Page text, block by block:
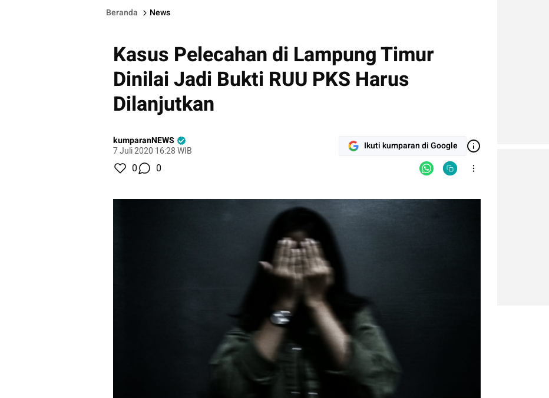
Beranda News
Kasus Pelecahan di Lampung Timur
Dinilai Jadi Bukti RUU PKS Harus
Dilanjutkan
kumparanNEWS
7 Juli 2020 16:28 WIB
Ikuti kumparan di Google
0 0